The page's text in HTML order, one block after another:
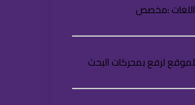
اللغات :مخصص